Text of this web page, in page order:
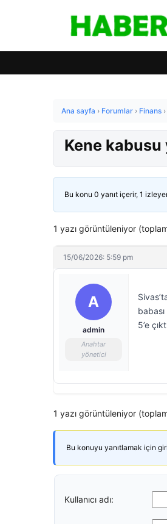
Ana sayfa › Forumlar › Finans ›
Kene kabusu
Bu konu 0 yanıt içerir, 1
1 yazı görüntüleniyor
15/06/2026: 5:59 pm
A
admin
Anahtar
yönetici
5’e
1 yazı görüntüleniyor
Bu konuyu yanıtlamak için
Kullanıcı adı: